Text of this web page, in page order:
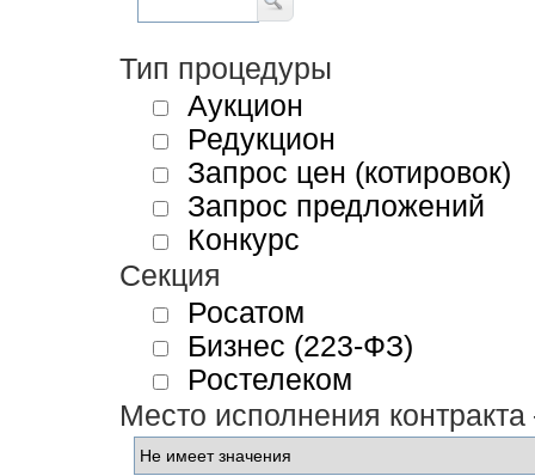
Тип процедуры
Аукцион
Редукцион
Запрос цен (котировок)
Запрос предложений
Конкурс
Секция
Росатом
Бизнес (223-ФЗ)
Ростелеком
Место исполнения